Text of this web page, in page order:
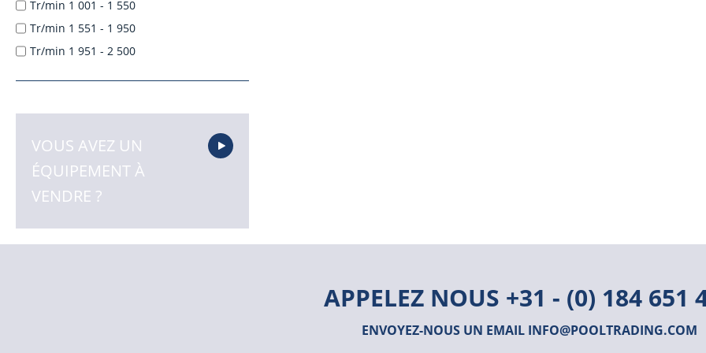
Tr/min 1 001 - 1 550
Tr/min 1 551 - 1 950
Tr/min 1 951 - 2 500
VOUS AVEZ UN
ÉQUIPEMENT À
VENDRE ?
APPELEZ NOUS +31 - (0) 184 651
ENVOYEZ-NOUS UN EMAIL INFO@POOLTRADING.COM